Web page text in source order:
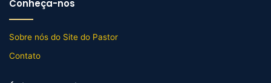
Conheça-nos
Sobre nós do Site do Pastor
Contato